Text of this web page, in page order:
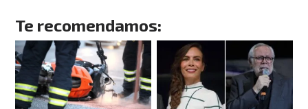
Te recomendamos: